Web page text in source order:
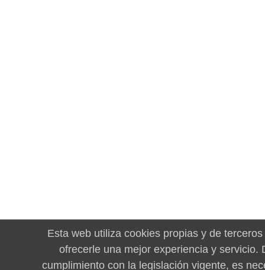
Esta web utiliza cookies propias y de
ofrecerle una mejor experiencia y servicio.
cumplimiento con la legislación vigente, es